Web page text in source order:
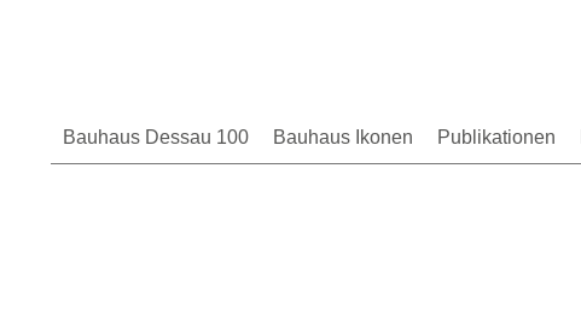
Bauhaus Dessau 100 Bauhaus Ikonen Publikationen